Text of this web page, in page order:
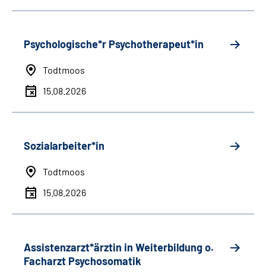
Psychologische*r Psychotherapeut*in
Todtmoos
15.08.2026
Sozialarbeiter*in
Todtmoos
15.08.2026
Assistenzarzt*ärztin in Weiterbildung o.
Facharzt Psychosomatik